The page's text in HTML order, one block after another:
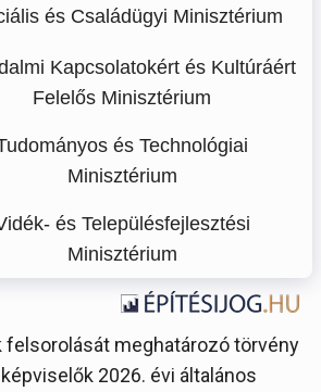
és Családügyi Minisztérium
Kapcsolatokért és Kultúráért
Felelős Minisztérium
és Technológiai
Minisztérium
és Településfejlesztési
Minisztérium
meghatározó törvény
2026. évi általános